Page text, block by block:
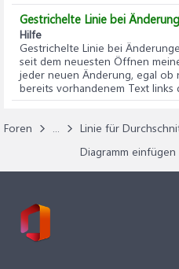
Gestrichelte Linie bei
Hilfe
Gestrichelte Linie bei
seit dem neuesten Öffnen
jeder neuen Änderung, egal
bereits vorhandenem Text links
Foren ...
Linie für
Diagramm einfügen